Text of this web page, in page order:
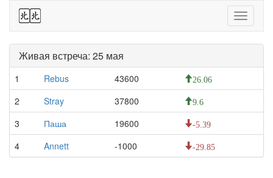
Toggle
44
Живая встреча: 25 мая
1 Rebus 43600 26.06
2 Stray 37800 9.6
3 Паша 19600 -5.39
4 Annett -1000 -29.85